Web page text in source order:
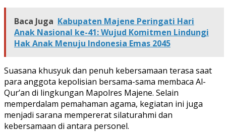
Baca Juga Kabupaten Majene Peringati Hari
Anak Nasional ke-41: Wujud Komitmen Lindungi
Hak Anak Menuju Indonesia Emas 2045
Suasana khusyuk dan penuh kebersamaan terasa saat
para anggota kepolisian bersama-sama membaca Al-
Qur’an di lingkungan Mapolres Majene. Selain
memperdalam pemahaman agama, kegiatan ini juga
menjadi sarana mempererat silaturahmi dan
kebersamaan di antara personel.